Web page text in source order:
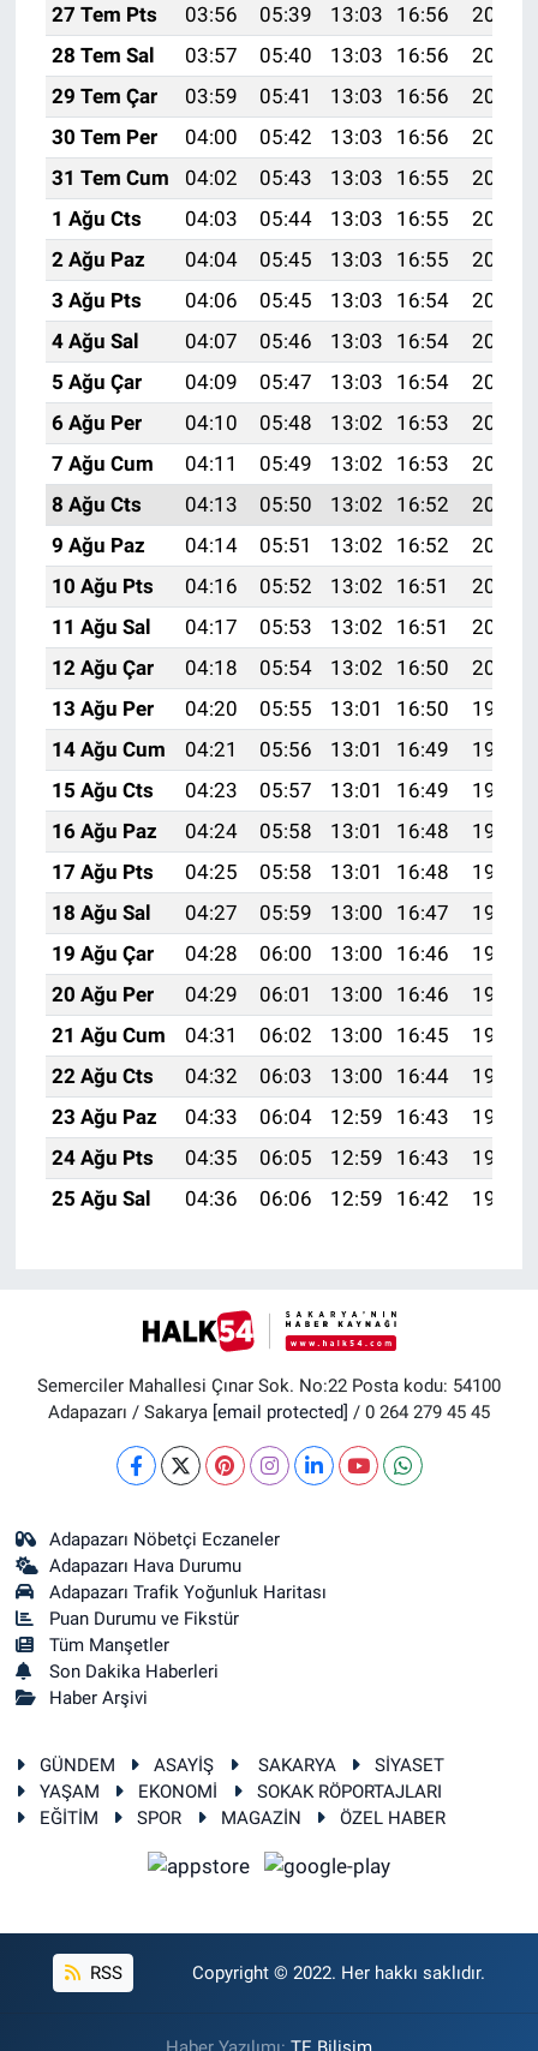
27 Tem Pts
03:56 05:39 13:03 16:56
20:17
28 Tem Sal
03:57 05:40 13:03 16:56
20:16
29 Tem Çar
03:59 05:41 13:03 16:56
20:15
30 Tem Per
04:00 05:42 13:03 16:56
20:14
31 Tem Cum
04:02 05:43 13:03 16:55
20:13
1 Ağu Cts
04:03 05:44 13:03 16:55
20:12
2 Ağu Paz
04:04 05:45 13:03 16:55
20:11
3 Ağu Pts
04:06 05:45 13:03 16:54
20:10
4 Ağu Sal
04:07 05:46 13:03 16:54
20:09
5 Ağu Çar
04:09 05:47 13:03 16:54
20:08
6 Ağu Per
04:10 05:48 13:02 16:53
20:07
7 Ağu Cum
04:11 05:49 13:02 16:53
20:06
8 Ağu Cts
04:13 05:50 13:02 16:52
20:04
9 Ağu Paz
04:14 05:51 13:02 16:52
20:03
10 Ağu Pts
04:16 05:52 13:02 16:51
20:02
11 Ağu Sal
04:17 05:53 13:02 16:51
20:01
12 Ağu Çar
04:18 05:54 13:02 16:50
20:00
13 Ağu Per
04:20 05:55 13:01 16:50
19:58
14 Ağu Cum
04:21 05:56 13:01 16:49
19:57
15 Ağu Cts
04:23 05:57 13:01 16:49
19:56
16 Ağu Paz
04:24 05:58 13:01 16:48
19:54
17 Ağu Pts
04:25 05:58 13:01 16:48
19:53
18 Ağu Sal
04:27 05:59 13:00 16:47
19:52
19 Ağu Çar
04:28 06:00 13:00 16:46
19:50
20 Ağu Per
04:29 06:01 13:00 16:46
19:49
21 Ağu Cum
04:31 06:02 13:00 16:45
19:47
22 Ağu Cts
04:32 06:03 13:00 16:44
19:46
23 Ağu Paz
04:33 06:04 12:59 16:43
19:45
24 Ağu Pts
04:35 06:05 12:59 16:43
19:43
25 Ağu Sal
04:36 06:06 12:59 16:42 19:42
Semerciler Mahallesi Çınar Sok. No:22 Posta kodu: 54100
Adapazarı / Sakarya [email protected] / 0 264 279 45 45
Adapazarı Nöbetçi Eczaneler
Adapazarı Hava Durumu
Adapazarı Trafik Yoğunluk Haritası
Puan Durumu ve Fikstür
Tüm Manşetler
Son Dakika Haberleri
Haber Arşivi
GÜNDEM ASAYİŞ SAKARYA
SİYASET
YAŞAM
EKONOMİ
SOKAK RÖPORTAJLARI
EĞİTİM
SPOR MAGAZİN ÖZEL HABER
RSS Copyright © 2022. Her hakkı saklıdır.